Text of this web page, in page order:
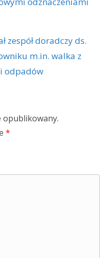
zespół doradczy ds.
m.in. walka z
odpadów
opublikowany.
*